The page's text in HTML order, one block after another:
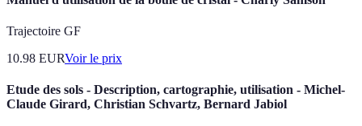
Trajectoire GF
10.98 EURVoir le prix
Etude des sols - Description, cartographie, utilisation - Michel-
Claude Girard, Christian Schvartz, Bernard Jabiol